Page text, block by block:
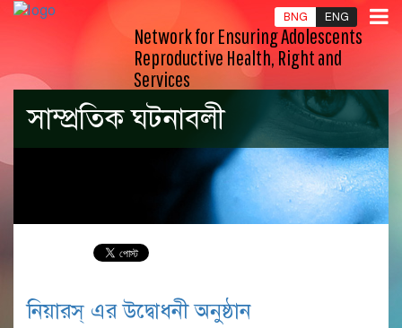
BNG ENG
Network for Ensuring Adolescents
Reproductive Health, Right and
Services
সাম্প্রতিক ঘটনাবলী
নিয়ারস্ এর উদ্বোধনী অনুষ্ঠান